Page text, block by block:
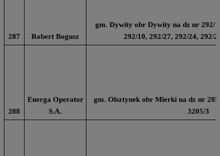
287 Robert Bogusz
gm. Dywity obr Dywity na dz nr 292/
292/10, 292/27, 292/24, 292/
288
Energa Operator
S.A.
gm. Olsztynek obr Mierki na dz nr
3205/3